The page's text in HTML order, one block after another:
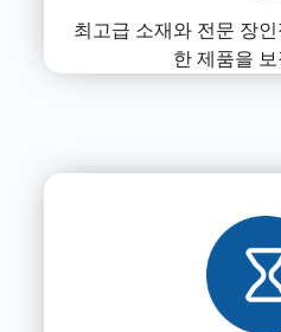
최고급 소재와 전문 장
한 제품을